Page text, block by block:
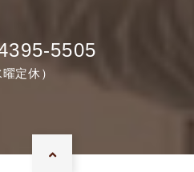
5505
定休）